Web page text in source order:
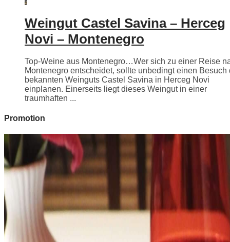
Weingut Castel Savina – Herceg
Novi – Montenegro
Top-Weine aus Montenegro…Wer sich zu einer Reise
Montenegro entscheidet, sollte unbedingt einen Besuch
bekannten Weinguts Castel Savina in Herceg Novi
einplanen. Einerseits liegt dieses Weingut in einer
traumhaften ...
Promotion